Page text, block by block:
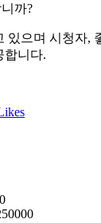
까?
있으며 시청자,
합니다.